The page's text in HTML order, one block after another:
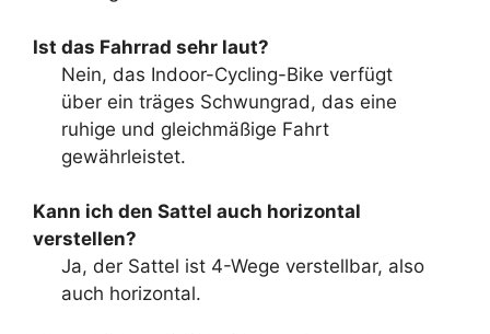
Ist das Fahrrad sehr laut?
Nein, das Indoor-Cycling-Bike verfügt
über ein träges Schwungrad, das eine
ruhige und gleichmäßige Fahrt
gewährleistet.
Kann ich den Sattel auch horizontal
verstellen?
Ja, der Sattel ist 4-Wege verstellbar, also
auch horizontal.